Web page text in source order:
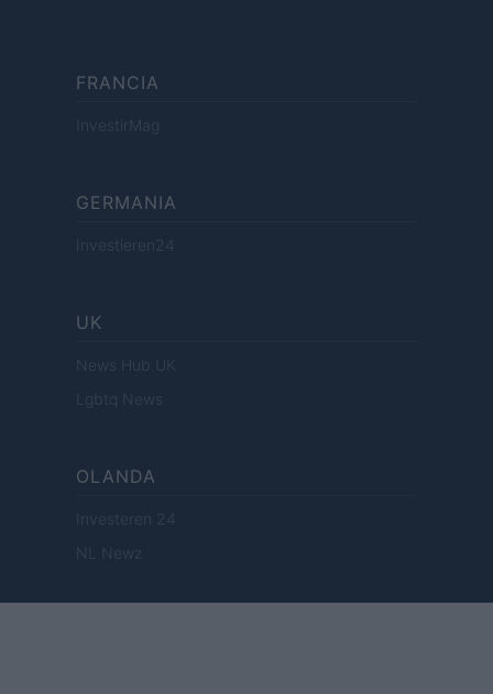
FRANCIA
InvestirMag
GERMANIA
Investieren24
UK
News Hub UK
Lgbtq News
OLANDA
Investeren 24
NL Newz